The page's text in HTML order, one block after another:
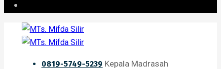
0819-5749-5239 Kepala Madrasah